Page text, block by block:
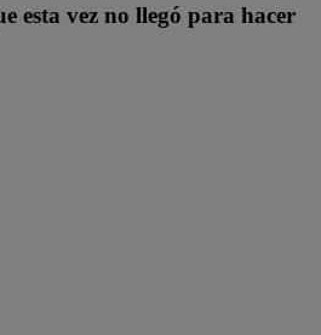
esta vez no llegó para hacer